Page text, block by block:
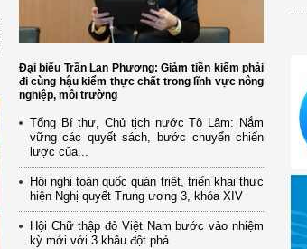
Đại biểu Trần Lan Phương: Giảm tiền kiểm phải
đi cùng hậu kiểm thực chất trong lĩnh vực nông
nghiệp, môi trường
Tổng Bí thư, Chủ tịch nước Tô Lâm: Nắm
vững các quyết sách, bước chuyển chiến
lược của...
Hội nghị toàn quốc quán triệt, triển khai thực
hiện Nghị quyết Trung ương 3, khóa XIV
Hội Chữ thập đỏ Việt Nam bước vào nhiệm
kỳ mới với 3 khâu đột phá